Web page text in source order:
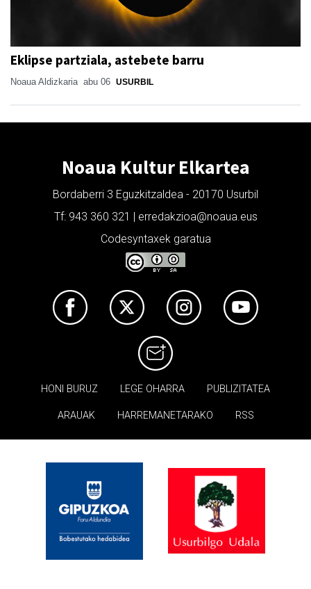
Eklipse partziala, astebete barru
Noaua Aldizkaria abu 06 USURBIL
Noaua Kultur Elkartea
Bordaberri 3 Eguzkitzaldea - 20170 Usurbil
Tf: 943 360 321 | erredakzioa@noaua.eus
Codesyntaxek garatua
HONI BURUZ LEGE OHARRA PUBLIZITATEA
ARAUAK HARREMANETARAKO RSS